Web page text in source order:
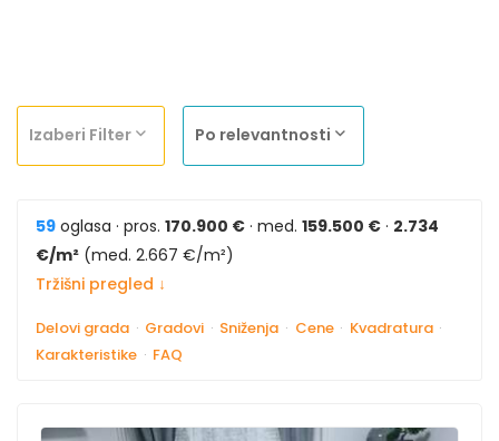
Izaberi Filter Po relevantnosti
59 oglasa · pros. 170.900 € · med. 159.500 € · 2.734
€/m² (med. 2.667 €/m²)
Tržišni pregled ↓
Delovi grada · Gradovi · Sniženja · Cene · Kvadratura ·
Karakteristike · FAQ